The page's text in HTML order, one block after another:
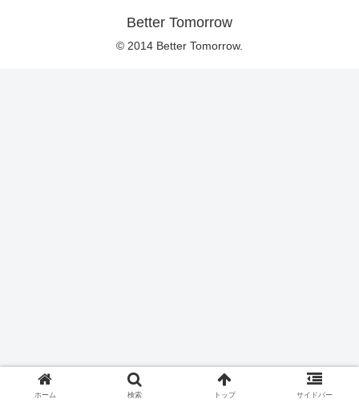
Better Tomorrow
© 2014 Better Tomorrow.
ホーム 検索 トップ サイドバー